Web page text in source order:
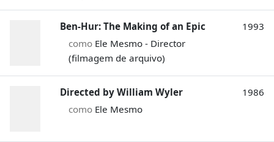
Ben-Hur: The Making of an Epic
como Ele Mesmo - Director
(filmagem de arquivo)
1993
Directed by William Wyler
como Ele Mesmo
1986